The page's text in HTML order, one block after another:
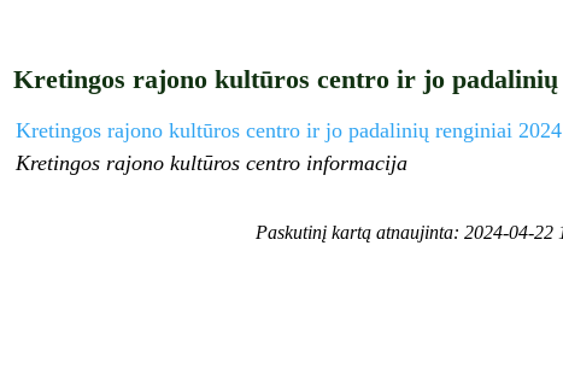
Kretingos rajono kultūros centro ir jo padalinių
Kretingos rajono kultūros centro ir jo padalinių renginiai
Kretingos rajono kultūros centro informacija
Paskutinį kartą atnaujinta: 2024-04-22